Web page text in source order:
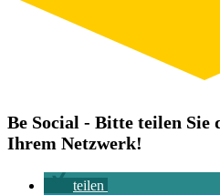
Be Social - Bitte teilen Sie
Ihrem Netzwerk!
teilen